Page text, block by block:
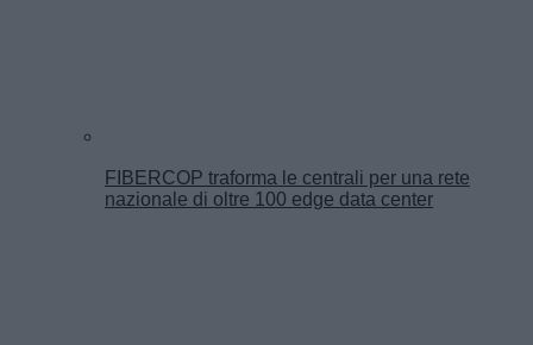
FIBERCOP traforma le centrali per una rete
nazionale di oltre 100 edge data center